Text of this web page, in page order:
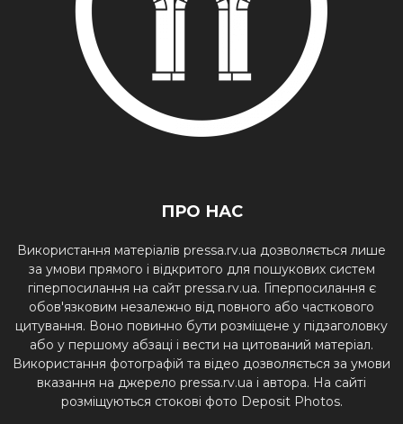
ПРО НАС
Використання матеріалів pressa.rv.ua дозволяється лише
за умови прямого і відкритого для пошукових систем
гіперпосилання на сайт pressa.rv.ua. Гіперпосилання є
обов'язковим незалежно від повного або часткового
цитування. Воно повинно бути розміщене у підзаголовку
або у першому абзаці і вести на цитований матеріал.
Використання фотографій та відео дозволяється за умови
вказання на джерело pressa.rv.ua і автора. На сайті
розміщуються стокові фото Deposit Photos.